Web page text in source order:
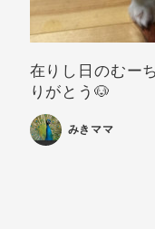
在りし日のむー
りがとう🐶
みきママ